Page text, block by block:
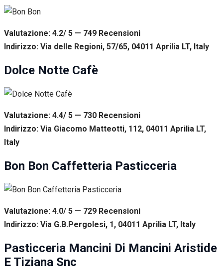
Valutazione: 4.2/ 5 — 749 Recensioni
Indirizzo: Via delle Regioni, 57/65, 04011 Aprilia LT, Italy
Dolce Notte Cafè
Valutazione: 4.4/ 5 — 730 Recensioni
Indirizzo: Via Giacomo Matteotti, 112, 04011 Aprilia LT,
Italy
Bon Bon Caffetteria Pasticceria
Valutazione: 4.0/ 5 — 729 Recensioni
Indirizzo: Via G.B.Pergolesi, 1, 04011 Aprilia LT, Italy
Pasticceria Mancini Di Mancini Aristide
E Tiziana Snc